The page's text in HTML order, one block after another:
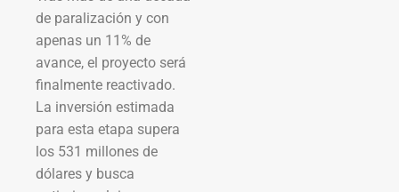
de paralización y con
apenas un 11% de
avance, el proyecto será
finalmente reactivado.
La inversión estimada
para esta etapa supera
los 531 millones de
dólares y busca